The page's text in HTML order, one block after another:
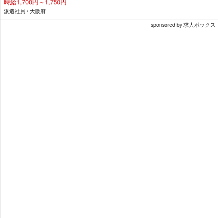
派遣社員 / 大阪府
sponsored by 求人ボックス